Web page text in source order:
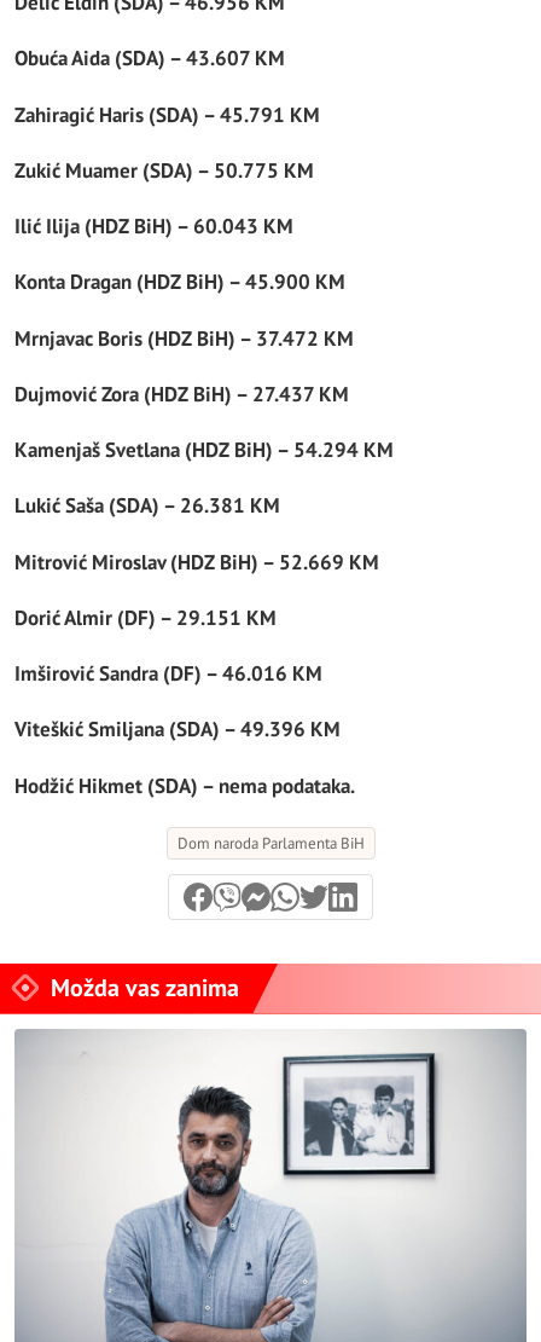
Obuća Aida (SDA) – 43.607 KM
Zahiragić Haris (SDA) – 45.791 KM
Zukić Muamer (SDA) – 50.775 KM
Ilić Ilija (HDZ BiH) – 60.043 KM
Konta Dragan (HDZ BiH) – 45.900 KM
Mrnjavac Boris (HDZ BiH) – 37.472 KM
Dujmović Zora (HDZ BiH) – 27.437 KM
Kamenjaš Svetlana (HDZ BiH) – 54.294 KM
Lukić Saša (SDA) – 26.381 KM
Mitrović Miroslav (HDZ BiH) – 52.669 KM
Dorić Almir (DF) – 29.151 KM
Imširović Sandra (DF) – 46.016 KM
Viteškić Smiljana (SDA) – 49.396 KM
Hodžić Hikmet (SDA) – nema podataka.
Dom naroda Parlamenta BiH
Možda vas zanima